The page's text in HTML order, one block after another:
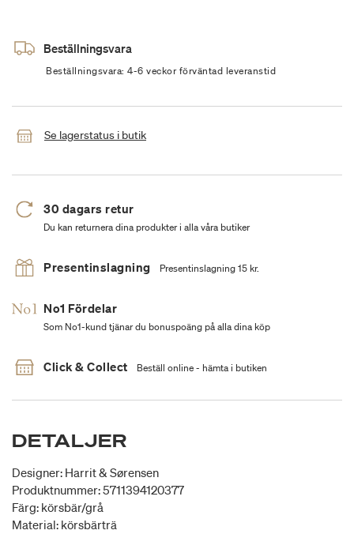
Beställningsvara
Beställningsvara: 4-6 veckor förväntad leveranstid
Se lagerstatus i butik
30 dagars retur
Du kan returnera dina produkter i alla våra butiker
Presentinslagning Presentinslagning 15 kr.
No1 Fördelar
Som No1-kund tjänar du bonuspoäng på alla dina köp
Click & Collect Beställ online - hämta i butiken
DETALJER
Designer: Harrit & Sørensen
Produktnummer: 5711394120377
Färg: körsbär/grå
Material: körsbärträ